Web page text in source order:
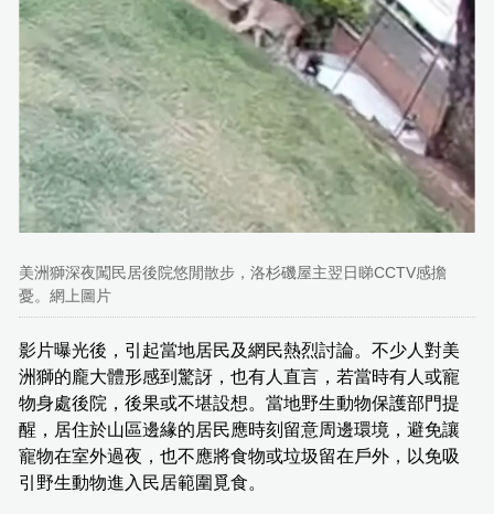
美洲獅深夜闖民居後院悠閒散步，洛杉磯屋主翌日睇CCTV感擔
憂。網上圖片
影片曝光後，引起當地居民及網民熱烈討論。不少人對美
洲獅的龐大體形感到驚訝，也有人直言，若當時有人或寵
物身處後院，後果或不堪設想。當地野生動物保護部門提
醒，居住於山區邊緣的居民應時刻留意周邊環境，避免讓
寵物在室外過夜，也不應將食物或垃圾留在戶外，以免吸
引野生動物進入民居範圍覓食。